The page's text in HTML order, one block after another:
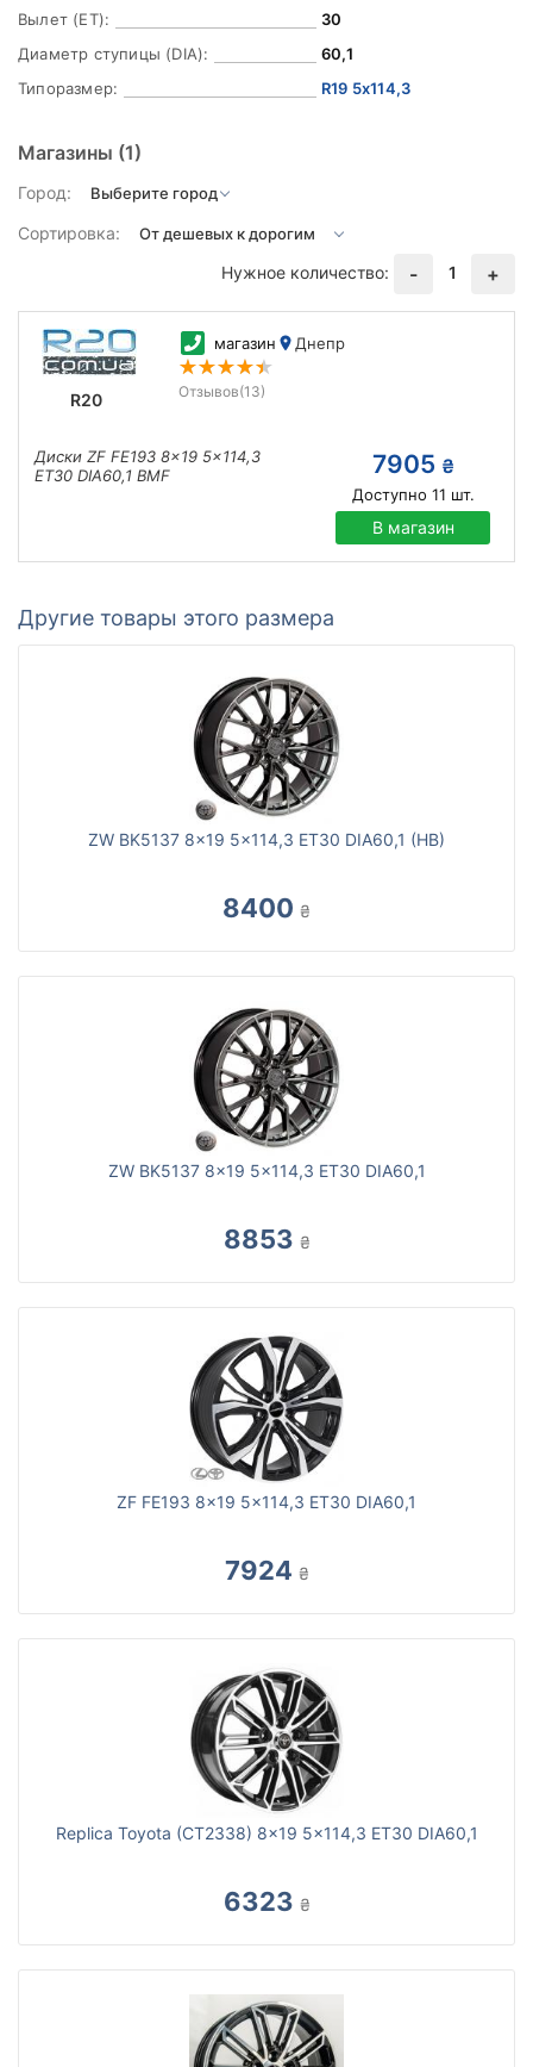
Вылет (ET):
30
Диаметр ступицы (DIA):
60,1
Типоразмер:
R19 5x114,3
Магазины (1)
Город:
Сортировка:
Нужное количество:
- 1 +
R20
магазин Днепр
Отзывов(13)
Диски ZF FE193 8x19 5x114,3
ET30 DIA60,1 BMF
7905 ₴
Доступно 11 шт.
В магазин
Другие товары этого размера
ZW BK5137 8x19 5x114,3 ET30 DIA60,1 (HB)
8400 ₴
ZW BK5137 8x19 5x114,3 ET30 DIA60,1
8853 ₴
ZF FE193 8x19 5x114,3 ET30 DIA60,1
7924 ₴
Replica Toyota (CT2338) 8x19 5x114,3 ET30 DIA60,1
6323 ₴